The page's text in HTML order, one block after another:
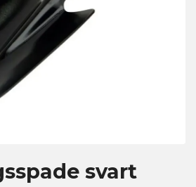
svart